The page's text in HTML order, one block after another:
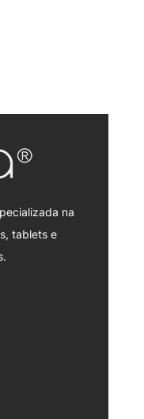
na
tablets e